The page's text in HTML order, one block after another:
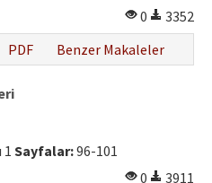
0
3352
PDF Benzer Makaleler
1 Sayfalar:96-101
0
3911